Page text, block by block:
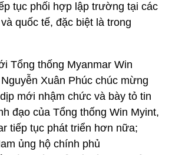
tục phối hợp lập trường tại các
quốc tế, đặc biệt là trong
Tổng thống Myanmar Win
Xuân Phúc chúc mừng
mới nhậm chức và bày tỏ tin
đạo của Tổng thống Win Myint,
tiếp tục phát triển hơn nữa;
ủng hộ chính phủ